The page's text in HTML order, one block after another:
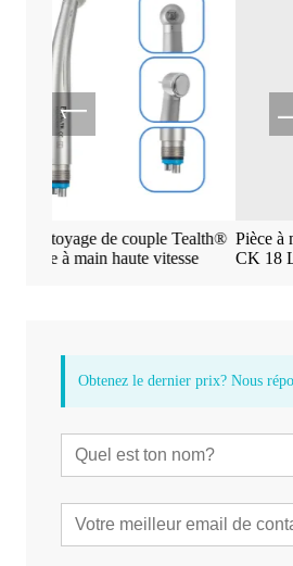
Tealth®
vitesse
Pièce à main dentaire haute
CK 18 LED
Obtenez le dernier prix? Nous